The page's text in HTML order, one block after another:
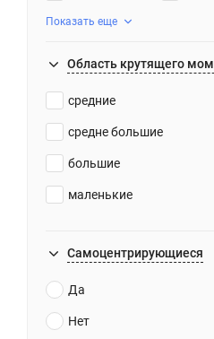
Показать еще
Область крутящего
средние
средне большие
большие
маленькие
Самоцентрирующиеся
Да
Нет